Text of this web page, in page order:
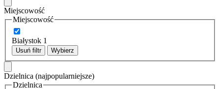
Miejscowość
Miejscowość
Białystok 1
Usuń filtr Wybierz
Dzielnica (najpopularniejsze)
Dzielnica